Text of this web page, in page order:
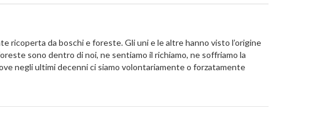
ricoperta da boschi e foreste. Gli uni e le altre hanno visto l’origine
sono dentro di noi, ne sentiamo il richiamo, ne soffriamo la
negli ultimi decenni ci siamo volontariamente o forzatamente